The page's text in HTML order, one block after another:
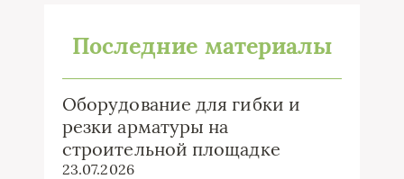
Последние материалы
Оборудование для гибки и
резки арматуры на
строительной площадке
23.07.2026